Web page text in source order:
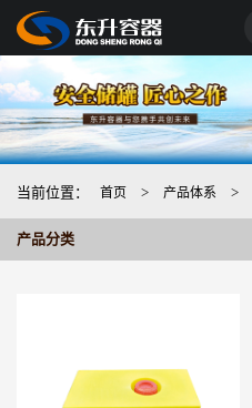
当前位置： 首页 > 产品体系 >
产品分类